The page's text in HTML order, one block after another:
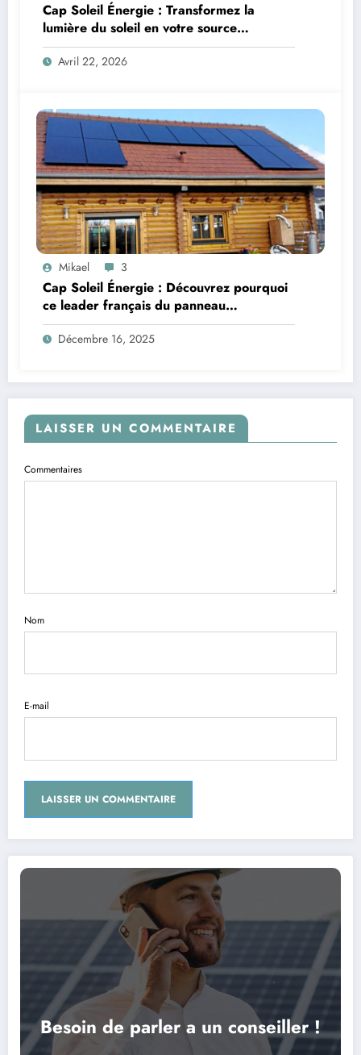
Cap Soleil Énergie : Transformez la
lumière du soleil en votre source
d’énergie incontournable grâce à
l’expertise photovoltaïque
Avril 22, 2026
Mikael 3
Cap Soleil Énergie : Découvrez pourquoi
ce leader français du panneau
photovoltaïque fait la différence
Décembre 16, 2025
LAISSER UN COMMENTAIRE
Commentaires
Nom
E-mail
Besoin de parler a un conseiller !